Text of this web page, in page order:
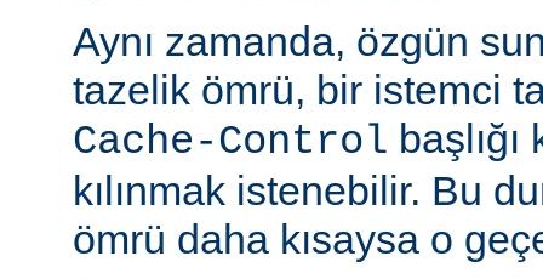
Aynı zamanda, özgün
tazelik ömrü, bir istemci
Cache-Control
kılınmak istenebilir. Bu
ömrü daha kısaysa o